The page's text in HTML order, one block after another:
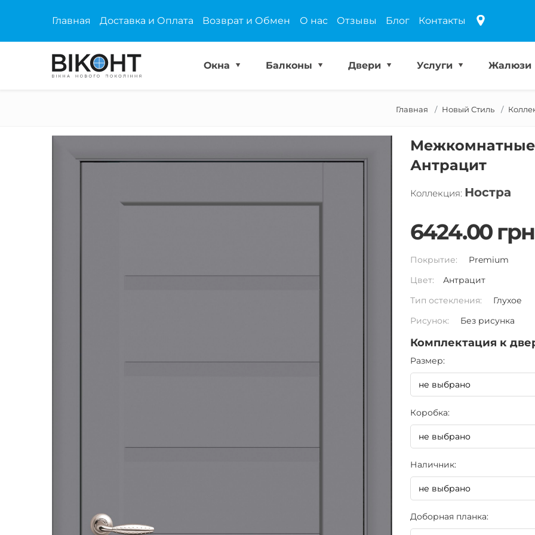
Главная Доставка и Оплата Возврат и Обмен О нас Отзывы Блог Контакты
Окна Балконы Двери Услуги Жалюзи
Главная Новый Стиль
Межкомнатные
Антрацит
Коллекция: Ностра
6424.00
Покрытие:
Premium
Цвет:
Антрацит
Тип остекления:
Глухое
Рисунок:
Без рисунка
Комплектация к
Pазмер:
Коробка:
Наличник:
Доборная планка: